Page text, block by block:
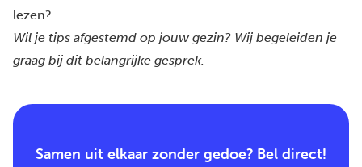
lezen?
Wil je tips afgestemd op jouw gezin? Wij begeleiden je
graag bij dit belangrijke gesprek.
Samen uit elkaar zonder gedoe? Bel direct!